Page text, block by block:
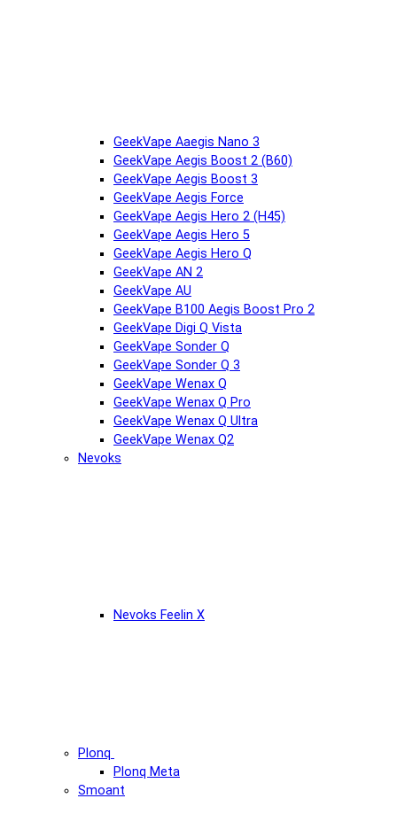
GeekVape Aaegis Nano 3
GeekVape Aegis Boost 2 (B60)
GeekVape Aegis Boost 3
GeekVape Aegis Force
GeekVape Aegis Hero 2 (H45)
GeekVape Aegis Hero 5
GeekVape Aegis Hero Q
GeekVape AN 2
GeekVape AU
GeekVape B100 Aegis Boost Pro 2
GeekVape Digi Q Vista
GeekVape Sonder Q
GeekVape Sonder Q 3
GeekVape Wenax Q
GeekVape Wenax Q Pro
GeekVape Wenax Q Ultra
GeekVape Wenax Q2
Nevoks
Nevoks Feelin X
Plonq
Plonq Meta
Smoant